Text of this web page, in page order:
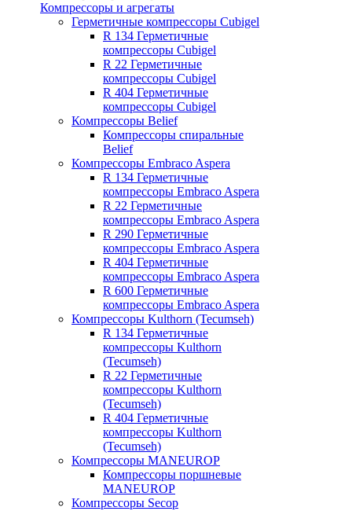
Компрессоры и агрегаты
Герметичные компрессоры Cubigel
R 134 Герметичные
компрессоры Cubigel
R 22 Герметичные
компрессоры Cubigel
R 404 Герметичные
компрессоры Cubigel
Компрессоры Belief
Компрессоры спиральные
Belief
Компрессоры Embraco Aspera
R 134 Герметичные
компрессоры Embraco Aspera
R 22 Герметичные
компрессоры Embraco Aspera
R 290 Герметичные
компрессоры Embraco Aspera
R 404 Герметичные
компрессоры Embraco Aspera
R 600 Герметичные
компрессоры Embraco Aspera
Компрессоры Kulthorn (Tecumseh)
R 134 Герметичные
компрессоры Kulthorn
(Tecumseh)
R 22 Герметичные
компрессоры Kulthorn
(Tecumseh)
R 404 Герметичные
компрессоры Kulthorn
(Tecumseh)
Компрессоры MANEUROP
Компрессоры поршневые
MANEUROP
Компрессоры Secop